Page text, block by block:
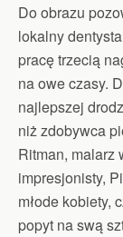
Do obrazu
lokalny
pracę trzecią
na owe czasy.
najlepszej
niż zdobywca
Ritman, malarz
impresjonisty,
młode kobiety,
popyt na swą